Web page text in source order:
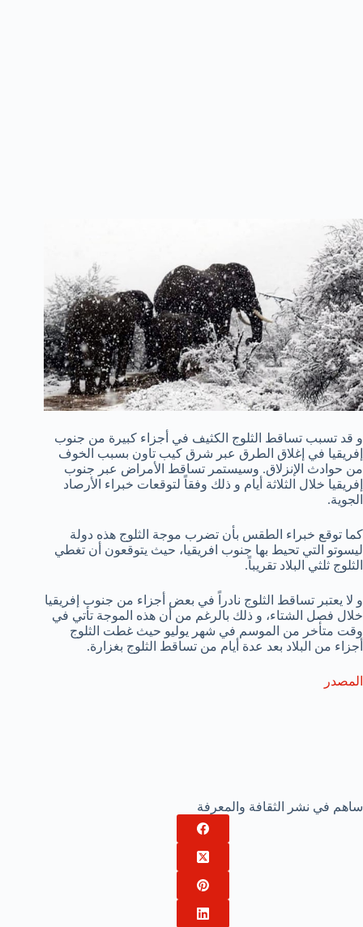
و قد تسبب تساقط الثلوج الكثيف في أجزاء كبيرة من جنوب
إفريقيا في إغلاق الطرق عبر شرق كيب تاون بسبب الخوف
من حوادث الإنزلاق. وسيستمر تساقط الأمراض عبر جنوب
إفريقيا خلال الثلاثة أيام و ذلك وفقاً لتوقعات خبراء الأرصاد
الجوية.
كما توقع خبراء الطقس بأن تضرب موجة الثلوج هذه دولة
ليسوتو التي تحيط بها جنوب افريقيا، حيث يتوقعون أن تغطي
الثلوج ثلثي البلاد تقريباً.
و لا يعتبر تساقط الثلوج نادراً في بعض أجزاء من جنوب إفريقيا
خلال فصل الشتاء، و ذلك بالرغم من أن هذه الموجة تأتي في
وقت متأخر من الموسم في شهر يوليو حيث غطت الثلوج
أجزاء من البلاد بعد عدة أيام من تساقط الثلوج بغزارة.
المصدر
ساهم في نشر الثقافة والمعرفة